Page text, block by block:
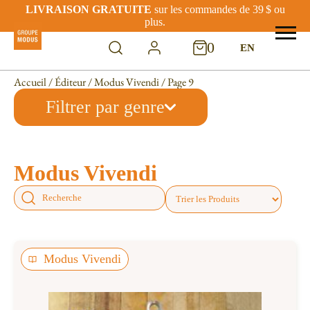
LIVRAISON GRATUITE sur les commandes de 39 $ ou
plus.
0 EN
Accueil/Éditeur/Modus Vivendi/ Page 9
Filtrer par genre
Modus Vivendi
Modus Vivendi